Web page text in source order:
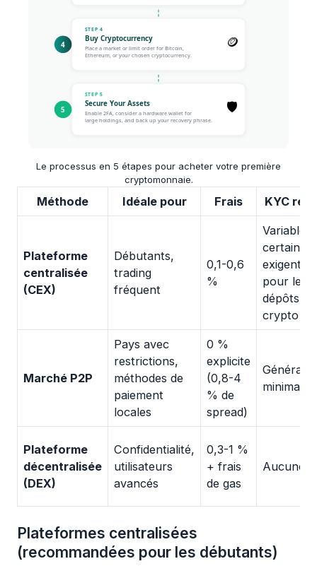
Le processus en 5 étapes pour acheter votre première
cryptomonnaie.
Méthode Idéale pour Frais KYC
Plateforme
centralisée
(CEX)
Débutants,
trading
fréquent
0,1-0,6
%
Variable
certaines
exigent
pour les
dépôts en
crypto
Marché P2P
Pays avec
restrictions,
méthodes de
paiement
locales
0 %
explicite
(0,8-4
% de
spread)
minimale
Plateforme
décentralisée
(DEX)
Confidentialité,
utilisateurs
avancés
0,3-1 %
+ frais
de gas
Aucune
Plateformes centralisées
(recommandées pour les débutants)